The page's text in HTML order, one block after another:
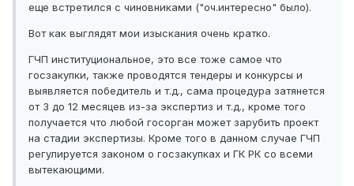
еще встретился с чиновниками ("оч.интересно" было).
Вот как выглядят мои изыскания очень кратко.
ГЧП институциональное, это все тоже самое что
госзакупки, также проводятся тендеры и конкурсы и
выявляется победитель и т.д., сама процедура затянется
от 3 до 12 месяцев из-за экспертиз и т.д., кроме того
получается что любой госорган может зарубить проект
на стадии экспертизы. Кроме того в данном случае ГЧП
регулируется законом о госзакупках и ГК РК со всеми
вытекающими.